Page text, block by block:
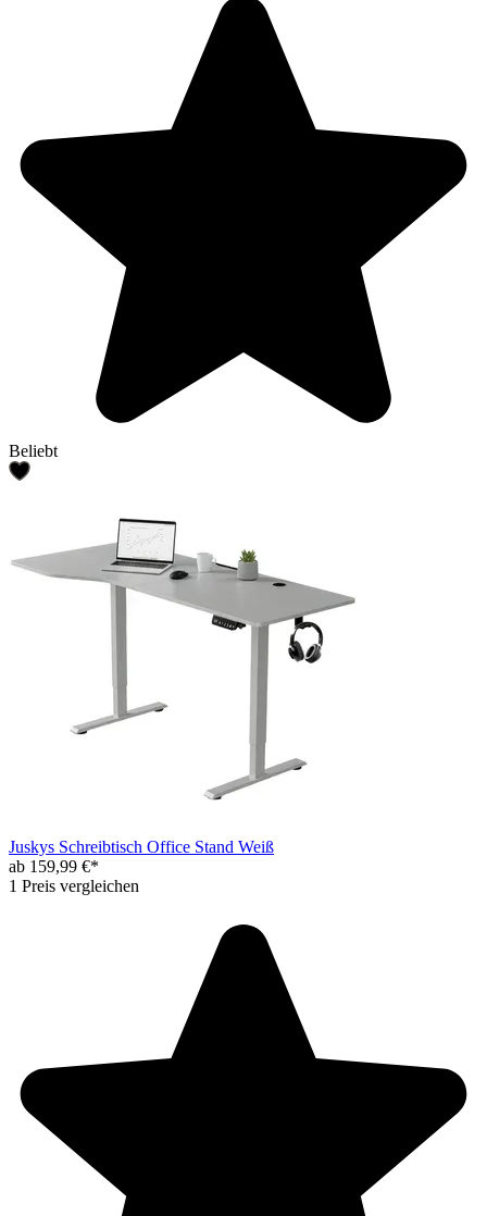
Beliebt
Juskys Schreibtisch Office Stand Weiß
ab 159,99 €*
1 Preis vergleichen